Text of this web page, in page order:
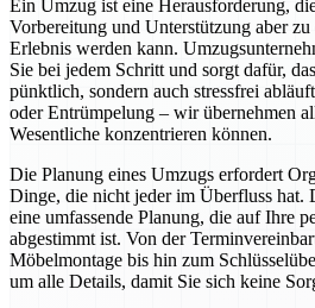
Ein Umzug ist eine Herausforderung,
Vorbereitung und Unterstützung aber zu
Erlebnis werden kann.
Sie bei jedem Schritt und sorgt dafür,
pünktlich, sondern auch stressfrei
oder Entrümpelung – wir übernehmen
Wesentliche konzentrieren können.
Die Planung eines Umzugs erfordert
Dinge, die nicht jeder im Überfluss hat.
eine umfassende Planung, die auf Ihre
abgestimmt ist. Von der
Möbelmontage bis hin zum
um alle Details, damit Sie sich keine